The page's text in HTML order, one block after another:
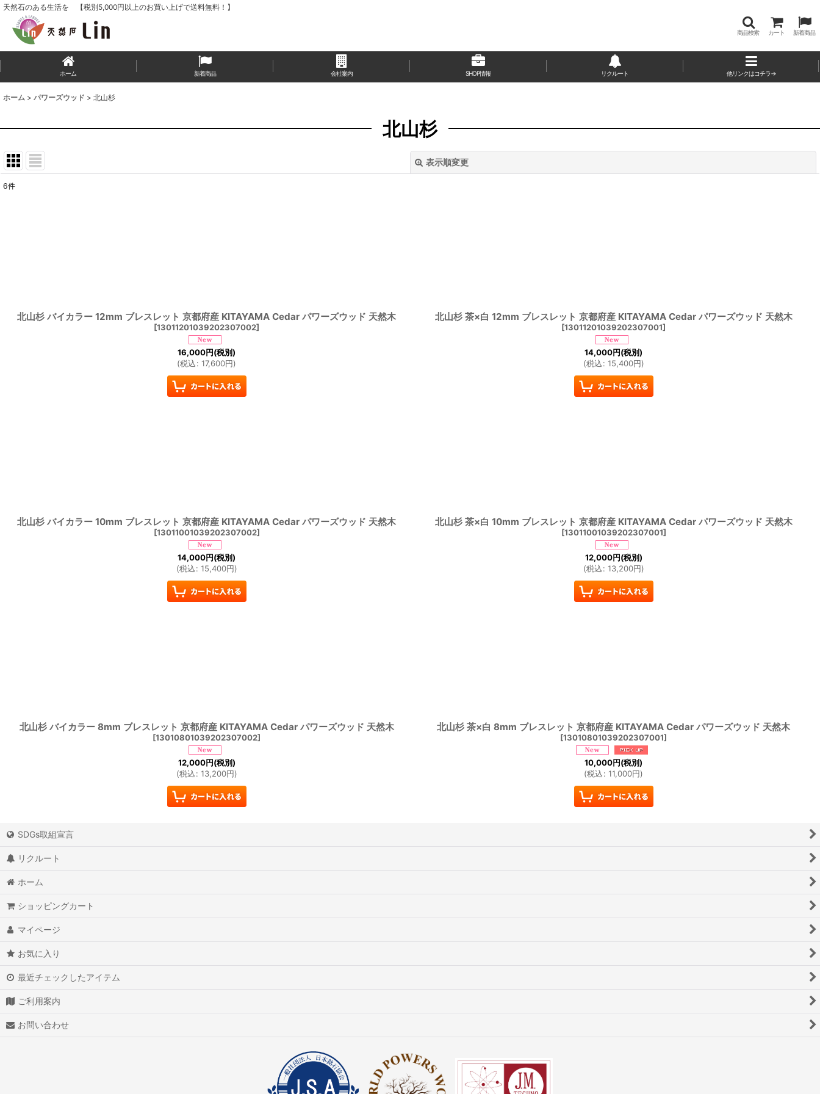
天然石のある生活を 【税別5,000円以上のお買い上げで送料無料！】
商品検索 カート 新着商品
ホーム 新着商品 会社案内 SHOP情報 リクルート 他リンクはコチラ→
ホーム > パワーズウッド > 北山杉
北山杉
表示順変更
6件
北山杉 バイカラー 12mm ブレスレット 京都府産 KITAYAMA Cedar パワーズウッド 天然木
[13011201039202307002]
16,000円(税別)
(税込: 17,600円)
北山杉 茶×白 12mm ブレスレット 京都府産 KITAYAMA Cedar パワーズウッド 天然木
[13011201039202307001]
14,000円(税別)
(税込: 15,400円)
北山杉 バイカラー 10mm ブレスレット 京都府産 KITAYAMA Cedar パワーズウッド 天然木
[13011001039202307002]
14,000円(税別)
(税込: 15,400円)
北山杉 茶×白 10mm ブレスレット 京都府産 KITAYAMA Cedar パワーズウッド 天然木
[13011001039202307001]
12,000円(税別)
(税込: 13,200円)
北山杉 バイカラー 8mm ブレスレット 京都府産 KITAYAMA Cedar パワーズウッド 天然木
[13010801039202307002]
12,000円(税別)
(税込: 13,200円)
北山杉 茶×白 8mm ブレスレット 京都府産 KITAYAMA Cedar パワーズウッド 天然木
[13010801039202307001]
10,000円(税別)
(税込: 11,000円)
SDGs取組宣言
リクルート
ホーム
ショッピングカート
マイページ
お気に入り
最近チェックしたアイテム
ご利用案内
お問い合わせ